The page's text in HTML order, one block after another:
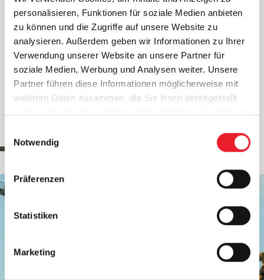
personalisieren, Funktionen für soziale Medien anbieten
zu können und die Zugriffe auf unsere Website zu
analysieren. Außerdem geben wir Informationen zu Ihrer
Verwendung unserer Website an unsere Partner für
soziale Medien, Werbung und Analysen weiter. Unsere
Partner führen diese Informationen möglicherweise mit
weiteren Daten zusammen, die Sie ihnen bereitgestellt
i
w
i
Notwendig
Präferenzen
Statistiken
Marketing
Book nu dit snowboardkursus og kom i gang!
TIL KURSERNE